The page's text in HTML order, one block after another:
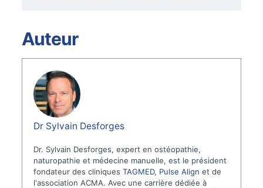
Auteur
Dr Sylvain Desforges
Dr. Sylvain Desforges, expert en ostéopathie,
naturopathie et médecine manuelle, est le président
fondateur des cliniquesTAGMED, Pulse Align et de
l'association ACMA. Avec une carrière dédiée à